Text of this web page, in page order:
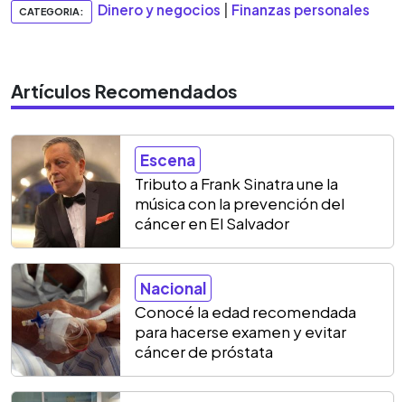
CATEGORIA: Dinero y negocios Finanzas personales
Artículos Recomendados
Escena
Tributo a Frank Sinatra une la
música con la prevención del
cáncer en El Salvador
Nacional
Conocé la edad recomendada
para hacerse examen y evitar
cáncer de próstata